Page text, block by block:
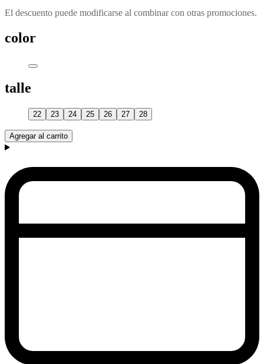
El descuento puede modificarse al combinar con otras promociones.
color
talle
22 23 24 25 26 27 28
Agregar al carrito